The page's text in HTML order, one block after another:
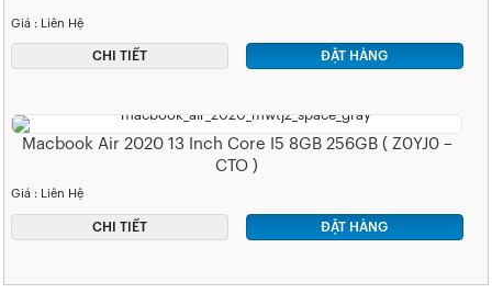
Giá : Liên Hệ
CHI TIẾT ĐẶT HÀNG
Macbook Air 2020 13 Inch Core I5 8GB 256GB ( Z0YJ0 –
CTO )
Giá : Liên Hệ
CHI TIẾT ĐẶT HÀNG